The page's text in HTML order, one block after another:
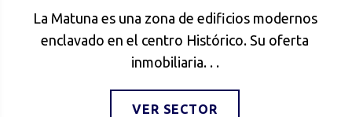
La Matuna es una zona de edificios modernos
enclavado en el centro Histórico. Su oferta
inmobiliaria. . .
VER SECTOR